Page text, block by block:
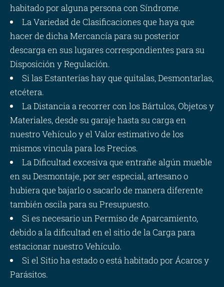
habitado por alguna persona con Síndrome.
La Variedad de Clasificaciones que haya que
hacer de dicha Mercancía para su posterior
descarga en sus lugares correspondientes para su
Disposición y Regulación.
Si las Estanterías hay que quitalas, Desmontarlas,
etcétera.
La Distancia a recorrer con los Bártulos, Objetos y
Materiales, desde su garaje hasta su carga en
nuestro Vehículo y el Valor estimativo de los
mismos vincula para los Precios.
La Dificultad excesiva que entrañe algún mueble
en su Desmontaje, por ser especial, artesano o
hubiera que bajarlo o sacarlo de manera diferente
también oscila para su Presupuesto.
Si es necesario un Permiso de Aparcamiento,
debido a la dificultad en el sitio de la Carga para
estacionar nuestro Vehículo.
Si el Sitio ha estado o está habitado por Ácaros y
Parásitos.